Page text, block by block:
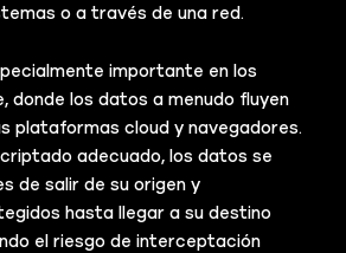
o a través de una red.
importante en los
donde los datos a menudo fluyen
plataformas cloud y navegadores.
adecuado, los datos se
de salir de su origen y
hasta llegar a su destino
el riesgo de interceptación